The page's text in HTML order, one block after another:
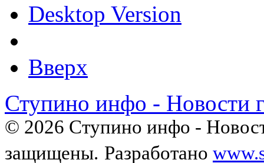
Desktop Version
Вверх
Ступино инфо - Новости
© 2026 Ступино инфо -
защищены. Разработано